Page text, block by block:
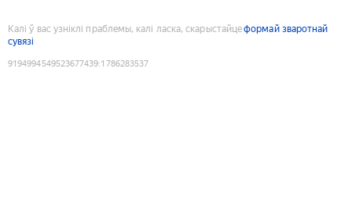
Калі ў вас узніклі праблемы, калі ласка, скарыстайцеформай зваротнай
сувязі
9194994549523677439:1786283537